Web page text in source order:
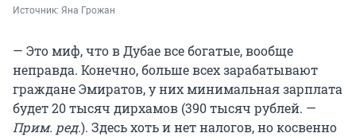
Источник: Яна Грожан
— Это миф, что в Дубае все богатые, вообще
неправда. Конечно, больше всех зарабатывают
граждане Эмиратов, у них минимальная зарплата
будет 20 тысяч дирхамов (390 тысяч рублей. —
Прим. ред.). Здесь хоть и нет налогов, но косвенно